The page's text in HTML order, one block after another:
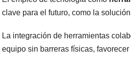
clave para el futuro, como la
La integración de herramientas
⁢equipo sin barreras físicas,